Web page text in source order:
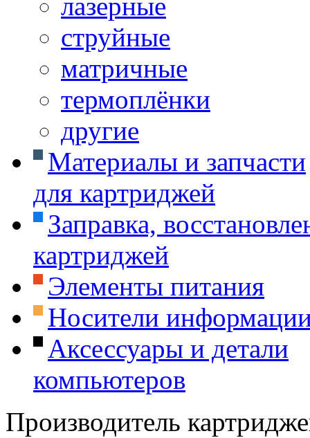
струйные
матричные
термоплёнки
другие
Материалы и запчасти
для картриджей
Заправка,
картриджей
Элементы питания
Носители
Аксессуары и детали
компьютеров
Производитель